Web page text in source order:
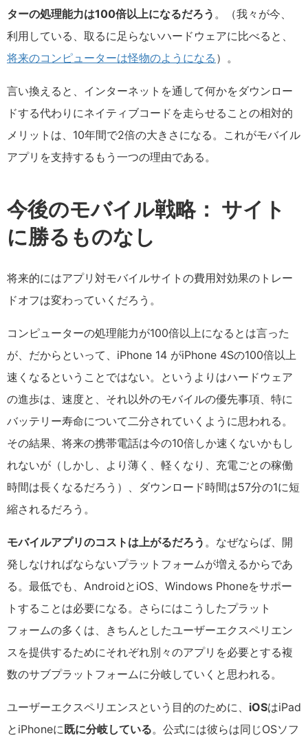
ターの処理能力は100倍以上になるだろう 。（我々が今、
利用している、取るに足らないハードウェアに比べると、
将来のコンピューターは怪物のようになる ）。
言い換えると、インターネットを通して何かをダウンロー
ドする代わりにネイティブコードを走らせることの相対的
メリットは、10年間で2倍の大きさになる。これがモバイル
アプリを支持するもう一つの理由である。
今後のモバイル戦略： サイト
に勝るものなし
将来的にはアプリ対モバイルサイトの費用対効果のトレー
ドオフは変わっていくだろう。
コンピューターの処理能力が100倍以上になるとは言った
が、だからといって、iPhone 14 がiPhone 4Sの100倍以上
速くなるということではない。というよりはハードウェア
の進歩は、速度と、それ以外のモバイルの優先事項、特に
バッテリー寿命について二分されていくように思われる。
その結果、将来の携帯電話は今の10倍しか速くないかもし
れないが（しかし、より薄く、軽くなり、充電ごとの稼働
時間は長くなるだろう）、ダウンロード時間は57分の1に短
縮されるだろう。
モバイルアプリのコストは上がるだろう 。なぜならば、開
発しなければならないプラットフォームが増えるからであ
る。最低でも、AndroidとiOS、Windows Phoneをサポー
トすることは必要になる。さらにはこうしたプラット
フォームの多くは、きちんとしたユーザーエクスペリエン
スを提供するためにそれぞれ別々のアプリを必要とする複
数のサブプラットフォームに分岐していくと思われる。
ユーザーエクスペリエンスという目的のために、 iOSはiPad
とiPhoneに既に分岐している。公式には彼らは同じOSソフ